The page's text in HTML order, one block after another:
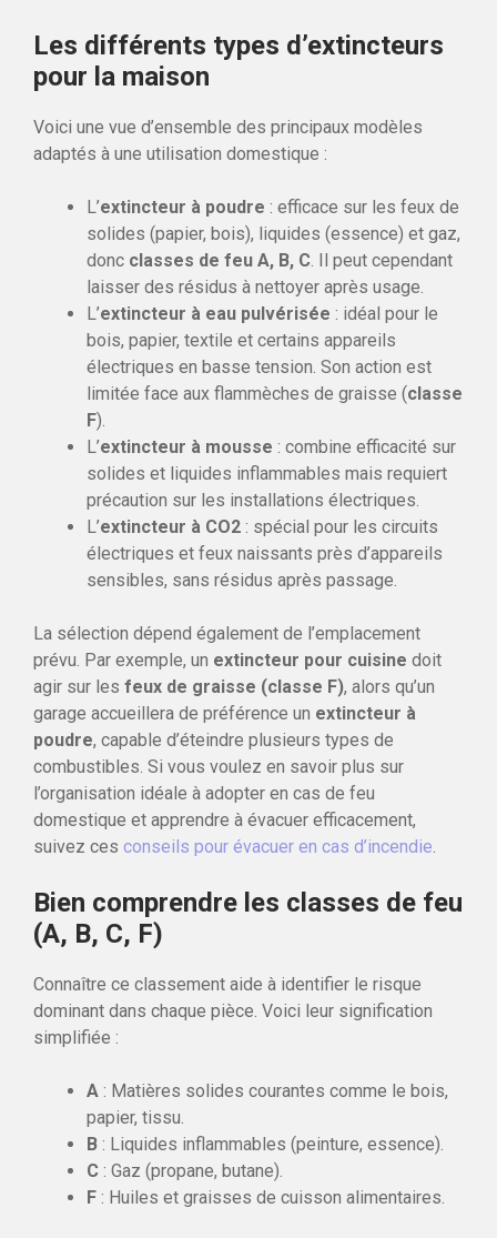
Les différents types d’extincteurs
pour la maison
Voici une vue d’ensemble des principaux modèles
adaptés à une utilisation domestique :
L’extincteur à poudre : efficace sur les feux de
solides (papier, bois), liquides (essence) et gaz,
donc classes de feu A, B, C. Il peut cependant
laisser des résidus à nettoyer après usage.
L’extincteur à eau pulvérisée : idéal pour le
bois, papier, textile et certains appareils
électriques en basse tension. Son action est
limitée face aux flammèches de graisse (classe
F).
L’extincteur à mousse : combine efficacité sur
solides et liquides inflammables mais requiert
précaution sur les installations électriques.
L’extincteur à CO2 : spécial pour les circuits
électriques et feux naissants près d’appareils
sensibles, sans résidus après passage.
La sélection dépend également de l’emplacement
prévu. Par exemple, un extincteur pour cuisine doit
agir sur les feux de graisse (classe F), alors qu’un
garage accueillera de préférence un extincteur à
poudre, capable d’éteindre plusieurs types de
combustibles. Si vous voulez en savoir plus sur
l’organisation idéale à adopter en cas de feu
domestique et apprendre à évacuer efficacement,
suivez ces conseils pour évacuer en cas d’incendie.
Bien comprendre les classes de feu
(A, B, C, F)
Connaître ce classement aide à identifier le risque
dominant dans chaque pièce. Voici leur signification
simplifiée :
A : Matières solides courantes comme le bois,
papier, tissu.
B : Liquides inflammables (peinture, essence).
C : Gaz (propane, butane).
F : Huiles et graisses de cuisson alimentaires.